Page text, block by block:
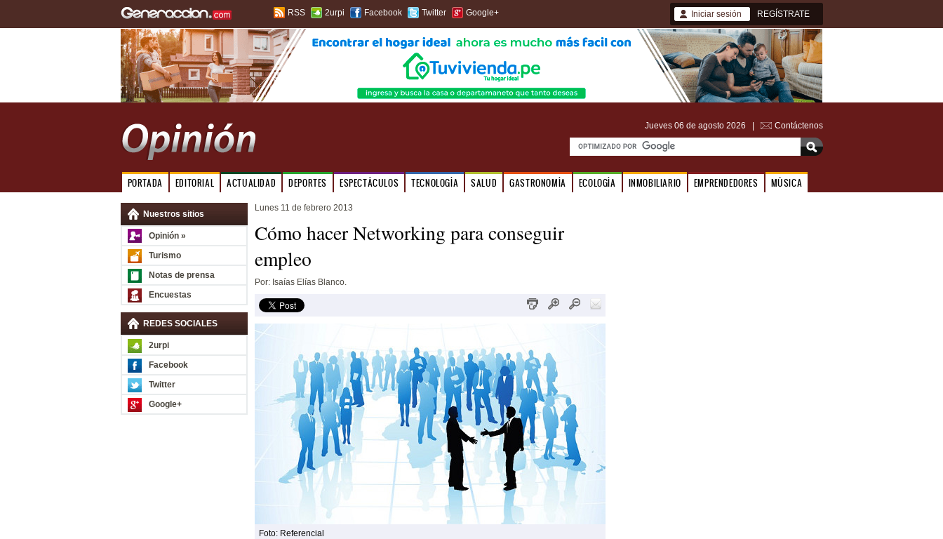
RSS 2urpi Facebook Twitter Google+ Iniciar sesión REGÍSTRATE
Jueves 06 de agosto 2026 | Contáctenos
PORTADA EDITORIAL ACTUALIDAD DEPORTES ESPECTÁCULOS TECNOLOGÍA SALUD GASTRONOMÍA ECOLOGÍA INMOBILIARIO EMPRENDEDORES MÚSICA
Nuestros sitios
Opinión »
Turismo
Notas de prensa
Encuestas
REDES SOCIALES
2urpi
Facebook
Twitter
Google+
Lunes 11 de febrero 2013
Cómo hacer Networking para conseguir
empleo
Por: Isaías Elías Blanco.
Foto: Referencial